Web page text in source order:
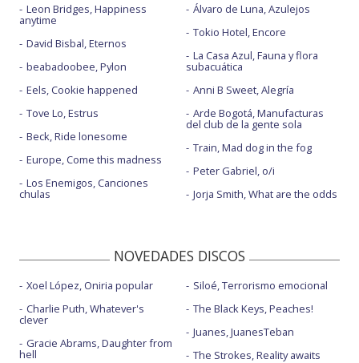
Leon Bridges, Happiness
anytime
David Bisbal, Eternos
beabadoobee, Pylon
Eels, Cookie happened
Tove Lo, Estrus
Beck, Ride lonesome
Europe, Come this madness
Los Enemigos, Canciones
chulas
Álvaro de Luna, Azulejos
Tokio Hotel, Encore
La Casa Azul, Fauna y flora
subacuática
Anni B Sweet, Alegría
Arde Bogotá, Manufacturas
del club de la gente sola
Train, Mad dog in the fog
Peter Gabriel, o/i
Jorja Smith, What are the odds
NOVEDADES DISCOS
Xoel López, Oniria popular
Charlie Puth, Whatever's
clever
Gracie Abrams, Daughter from
hell
Siloé, Terrorismo emocional
The Black Keys, Peaches!
Juanes, JuanesTeban
The Strokes, Reality awaits